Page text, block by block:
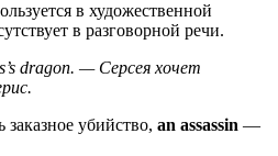
в художественной
в разговорной речи.
dragon. — Серсея хочет
убийство, an assassin —